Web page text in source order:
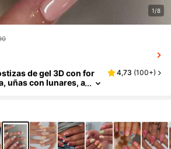
1/8
de gel 3D con for
uñas con lunares, a
de lima de uñas, arte
francesas
4,73 (100+)